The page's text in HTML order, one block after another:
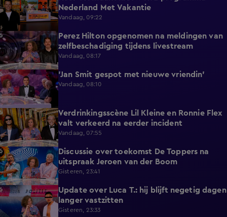
Nederland Met Vakantie
Vandaag, 09:22
3:42
Perez Hilton opgenomen na meldingen van
zelfbeschadiging tijdens livestream
Vandaag, 08:17
1:42 'Jan Smit gespot met nieuwe vriendin'
Vandaag, 08:10
4:12
Verdrinkingsscène Lil Kleine en Ronnie Flex
valt verkeerd na eerder incident
Vandaag, 07:55
1:48
Discussie over toekomst De Toppers na
uitspraak Jeroen van der Boom
Gisteren, 23:41
1:34
Update over Luca T.: hij blijft negetig dagen
langer vastzitten
Gisteren, 23:33